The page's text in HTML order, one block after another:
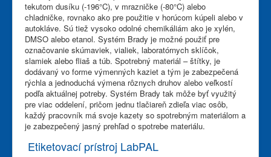
tekutom dusíku (-196°C), v mrazničke (-80°C) alebo
chladničke, rovnako ako pre použitie v horúcom kúpeli alebo v
autokláve. Sú tiež vysoko odolné chemikáliám ako je xylén,
DMSO alebo etanol. Systém Brady je možné použiť pre
označovanie skúmaviek, vialiek, laboratórnych sklíčok,
slamiek alebo fliaš a túb. Spotrebný materiál – štítky, je
dodávaný vo forme výmenných kaziet a tým je zabezpečená
rýchla a jednoduchá výmena rôznych druhov alebo veľkostí
podľa aktuálnej potreby. Systém Brady tak môže byť využitý
pre viac oddelení, pričom jednu tlačiareň zdieľa viac osôb,
každý pracovník má svoje kazety so spotrebným materiálom a
je zabezpečený jasný prehľad o spotrebe materiálu.
Etiketovací prístroj LabPAL